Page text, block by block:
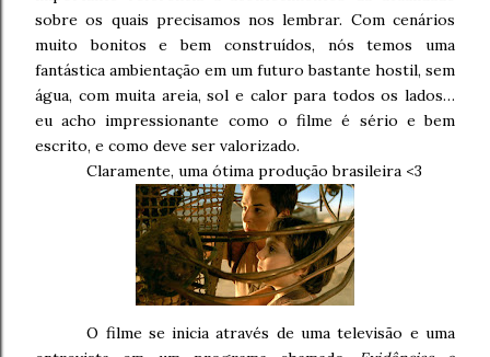
sobre os quais precisamos nos lembrar. Com cenários
muito bonitos e bem construídos, nós temos uma
fantástica ambientação em um futuro bastante hostil, sem
água, com muita areia, sol e calor para todos os lados…
eu acho impressionante como o filme é sério e bem
escrito, e como deve ser valorizado.
Claramente, uma ótima produção brasileira <3
O filme se inicia através de uma televisão e uma